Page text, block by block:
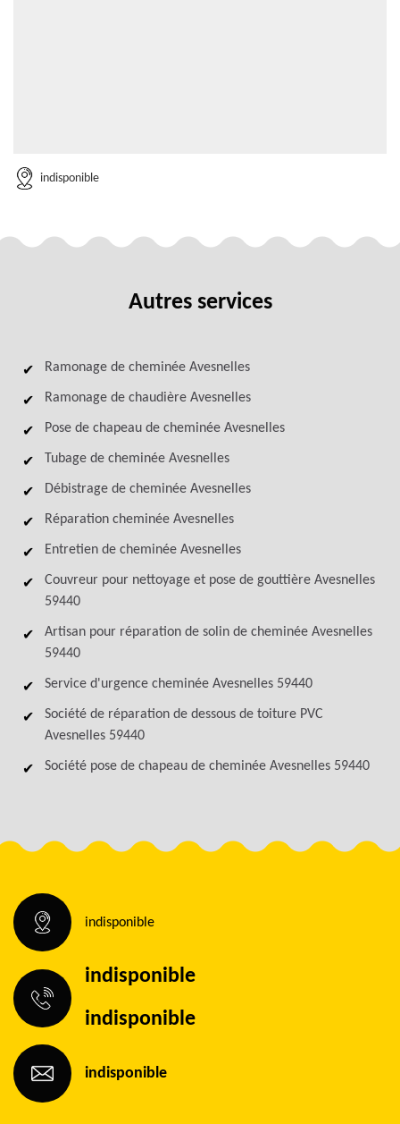
indisponible
Autres services
Ramonage de cheminée Avesnelles
Ramonage de chaudière Avesnelles
Pose de chapeau de cheminée Avesnelles
Tubage de cheminée Avesnelles
Débistrage de cheminée Avesnelles
Réparation cheminée Avesnelles
Entretien de cheminée Avesnelles
Couvreur pour nettoyage et pose de gouttière Avesnelles
59440
Artisan pour réparation de solin de cheminée Avesnelles
59440
Service d'urgence cheminée Avesnelles 59440
Société de réparation de dessous de toiture PVC
Avesnelles 59440
Société pose de chapeau de cheminée Avesnelles 59440
indisponible
indisponible
indisponible
indisponible